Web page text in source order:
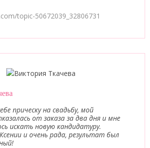
topic-50672039_32806731
прическу на свадьбу, мой
от заказа за два дня и мне
искать новую кандидатуру.
и очень рада, результат был